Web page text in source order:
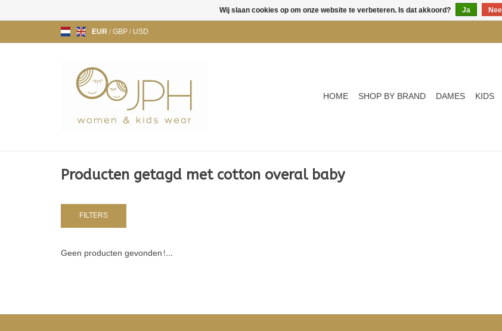
EUR/GBP/USD
HOME SHOP BY BRAND DAMES KIDS
Producten getagd met cotton overal baby
FILTERS
Geen producten gevonden!...
Wij slaan cookies op om onze website te verbeteren. Is dat akkoord? Ja Nee